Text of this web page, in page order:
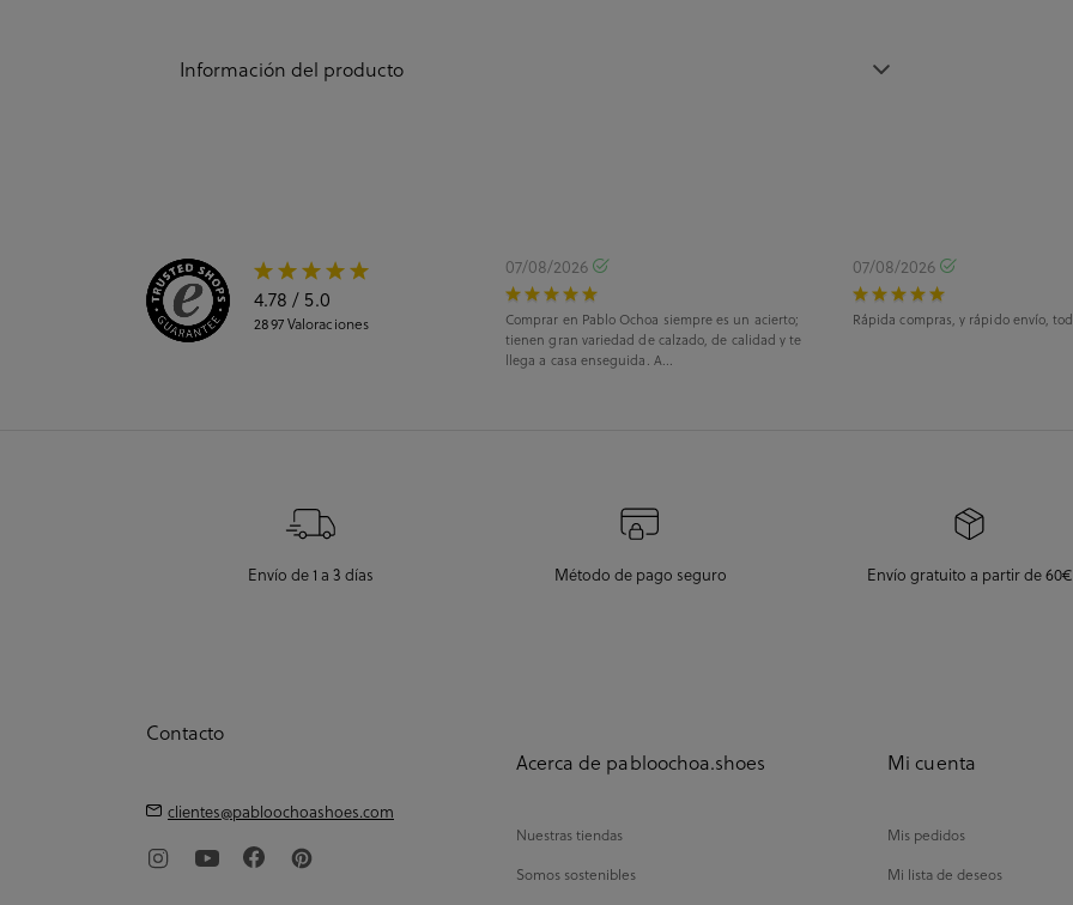
Información del producto
4.78 / 5.0
2897Valoraciones
07/08/2026
Comprar en Pablo Ochoa siempre es un acierto;
tienen gran variedad de calzado, de calidad y te
llega a casa enseguida. A...
07/08/2026
Rápida compras, y rápido envío,
Envío de 1 a 3 días Método de pago seguro Envío gratuito a partir de 60€
Contacto
clientes@pabloochoashoes.com
Acerca de pabloochoa.shoes
Nuestras tiendas
Somos sostenibles
Mi cuenta
Mis pedidos
Mi lista de deseos